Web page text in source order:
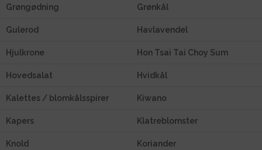
Grøngødning Grønkål
Gulerod Havlavendel
Hjulkrone Hon Tsai Tai Choy Sum
Hovedsalat Hvidkål
Kalettes / blomkålsspirer Kiwano
Kapers Klatreblomster
Knold Koriander